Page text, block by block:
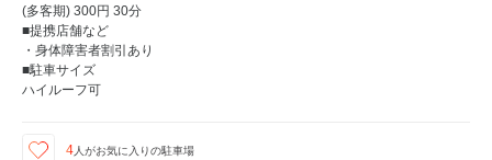
(多客期) 300円 30分
■提携店舗など
・身体障害者割引あり
■駐車サイズ
ハイルーフ可
4 人がお気に入りの駐車場